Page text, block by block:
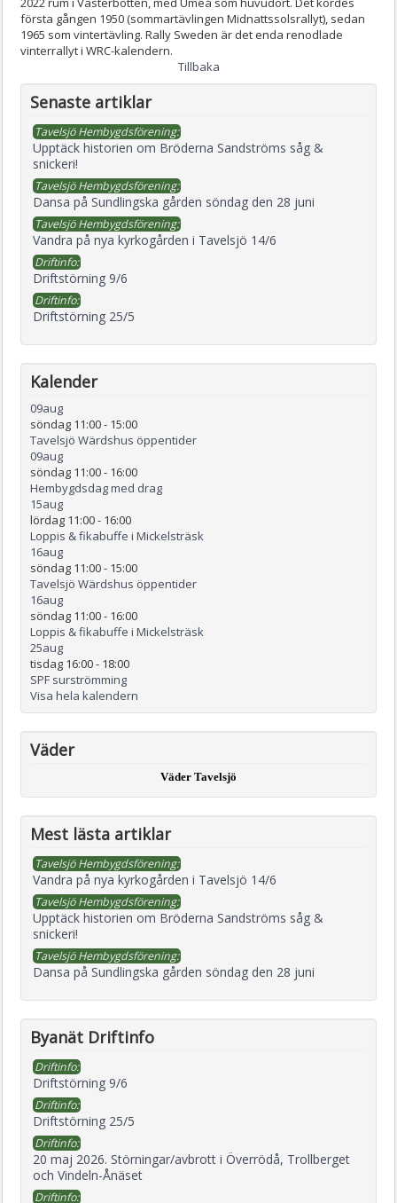
första gången 1950 (sommartävlingen Midnattssolsrallyt), sedan
1965 som vintertävling. Rally Sweden är det enda renodlade
vinterrallyt i WRC-kalendern.
Tillbaka
Senaste artiklar
Tavelsjö Hembygdsförening:
Upptäck historien om Bröderna Sandströms såg &
snickeri!
Tavelsjö Hembygdsförening:
Dansa på Sundlingska gården söndag den 28 juni
Tavelsjö Hembygdsförening:
Vandra på nya kyrkogården i Tavelsjö 14/6
Driftinfo:
Driftstörning 9/6
Driftinfo:
Driftstörning 25/5
Kalender
09aug
söndag 11:00- 15:00
Tavelsjö Wärdshus öppentider
09aug
söndag 11:00- 16:00
Hembygdsdag med drag
15aug
lördag 11:00- 16:00
Loppis & fikabuffe i Mickelsträsk
16aug
söndag 11:00- 15:00
Tavelsjö Wärdshus öppentider
16aug
söndag 11:00- 16:00
Loppis & fikabuffe i Mickelsträsk
25aug
tisdag 16:00- 18:00
SPF surströmming
Visa hela kalendern
Väder
Väder Tavelsjö
Mest lästa artiklar
Tavelsjö Hembygdsförening:
Vandra på nya kyrkogården i Tavelsjö 14/6
Tavelsjö Hembygdsförening:
Upptäck historien om Bröderna Sandströms såg &
snickeri!
Tavelsjö Hembygdsförening:
Dansa på Sundlingska gården söndag den 28 juni
Byanät Driftinfo
Driftinfo:
Driftstörning 9/6
Driftinfo:
Driftstörning 25/5
Driftinfo:
20 maj 2026. Störningar/avbrott i Överrödå, Trollberget
och Vindeln-Ånäset
Driftinfo: